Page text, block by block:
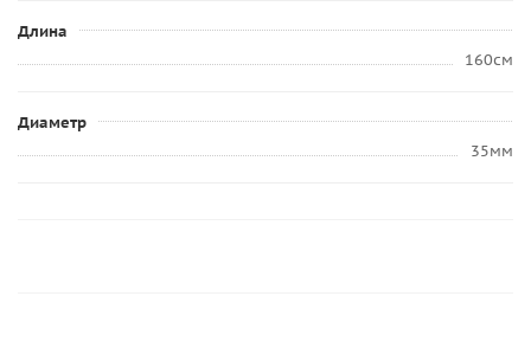
Длина
160см
Диаметр
35мм